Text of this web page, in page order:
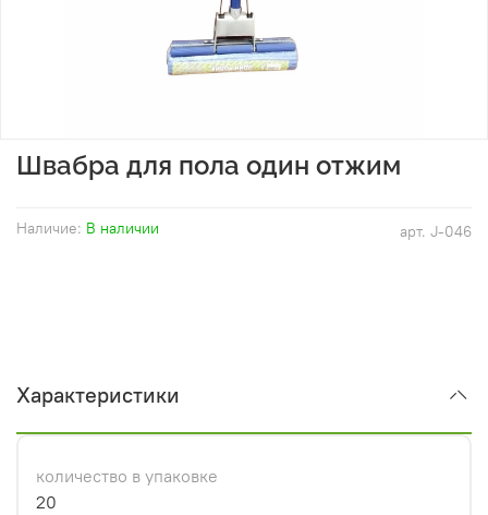
арт. J-046
Наличие: В наличии
Швабра для пола один отжим
Характеристики
количество в упаковке
20